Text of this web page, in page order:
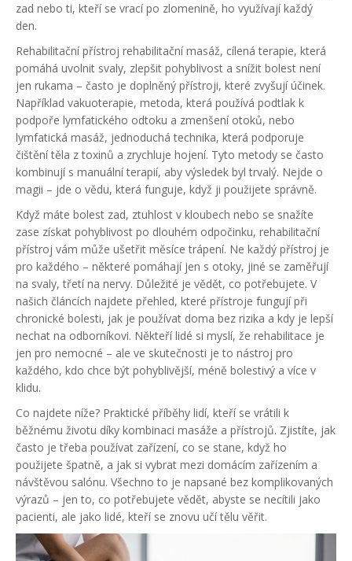
zad nebo ti, kteří se vrací po zlomenině, ho využívají každý
den.
Rehabilitační přístroj rehabilitační masáž, cílená terapie, která
pomáhá uvolnit svaly, zlepšit pohyblivost a snížit bolest není
jen rukama – často je doplněný přístroji, které zvyšují účinek.
Například vakuoterapie, metoda, která používá podtlak k
podpoře lymfatického odtoku a zmenšení otoků, nebo
lymfatická masáž, jednoduchá technika, která podporuje
čištění těla z toxinů a zrychluje hojení. Tyto metody se často
kombinují s manuální terapií, aby výsledek byl trvalý. Nejde o
magii – jde o vědu, která funguje, když ji použijete správně.
Když máte bolest zad, ztuhlost v kloubech nebo se snažíte
zase získat pohyblivost po dlouhém odpočinku, rehabilitační
přístroj vám může ušetřit měsíce trápení. Ne každý přístroj je
pro každého – některé pomáhají jen s otoky, jiné se zaměřují
na svaly, třetí na nervy. Důležité je vědět, co potřebujete. V
našich článcích najdete přehled, které přístroje fungují při
chronické bolesti, jak je používat doma bez rizika a kdy je lepší
nechat na odborníkovi. Někteří lidé si myslí, že rehabilitace je
jen pro nemocné – ale ve skutečnosti je to nástroj pro
každého, kdo chce být pohyblivější, méně bolestivý a více v
klidu.
Co najdete níže? Praktické příběhy lidí, kteří se vrátili k
běžnému životu díky kombinaci masáže a přístrojů. Zjistíte, jak
často je třeba používat zařízení, co se stane, když ho
použijete špatně, a jak si vybrat mezi domácím zařízením a
návštěvou salónu. Všechno to je napsané bez komplikovaných
výrazů – jen to, co potřebujete vědět, abyste se necítili jako
pacienti, ale jako lidé, kteří se znovu učí tělu věřit.